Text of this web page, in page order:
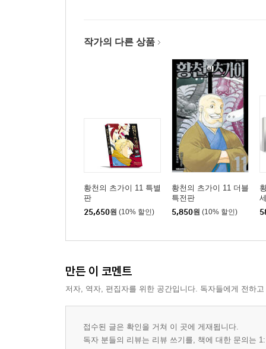
작가의 다른 상품
황천의 츠가이 11 특별
판
25,650원 (10% 할인)
황천의 츠가이 11 더블
특전판
5,850원 (10% 할인)
만든 이 코멘트
저자, 역자, 편집자를 위한 공간입니다. 독자들에게 전하
접수된 글은 확인을 거쳐 이 곳에 게재됩니다.
독자 분들의 리뷰는 리뷰 쓰기를, 책에 대한 문의는